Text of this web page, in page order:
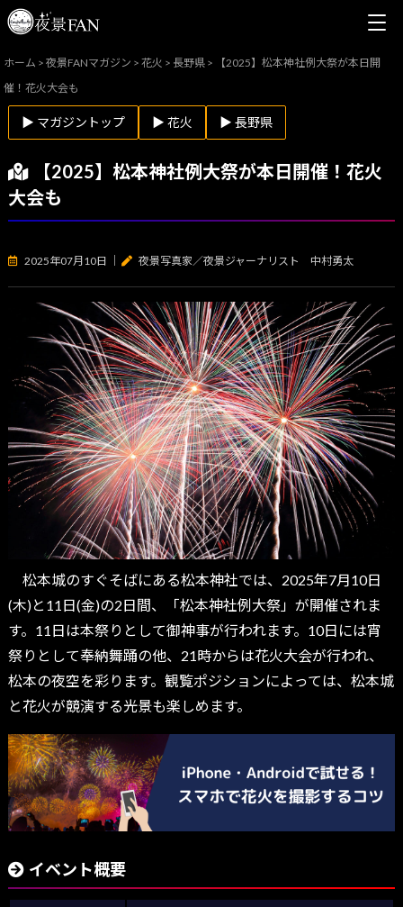
ホーム >夜景FANマガジン >花火 > 長野県 >
【2025】松本神社例大祭が本日開
催！花火大会も
▶ マガジントップ ▶ 花火 ▶ 長野県
【2025】松本神社例大祭が本日開催！花火
大会も
2025年07月10日 夜景写真家／夜景ジャーナリスト 中村勇太
松本城のすぐそばにある松本神社では、2025年7月10日
(木)と11日(金)の2日間、「松本神社例大祭」が開催されま
す。11日は本祭りとして御神事が行われます。10日には宵
祭りとして奉納舞踊の他、21時からは花火大会が行われ、
松本の夜空を彩ります。観覧ポジションによっては、松本城
と花火が競演する光景も楽しめます。
イベント概要